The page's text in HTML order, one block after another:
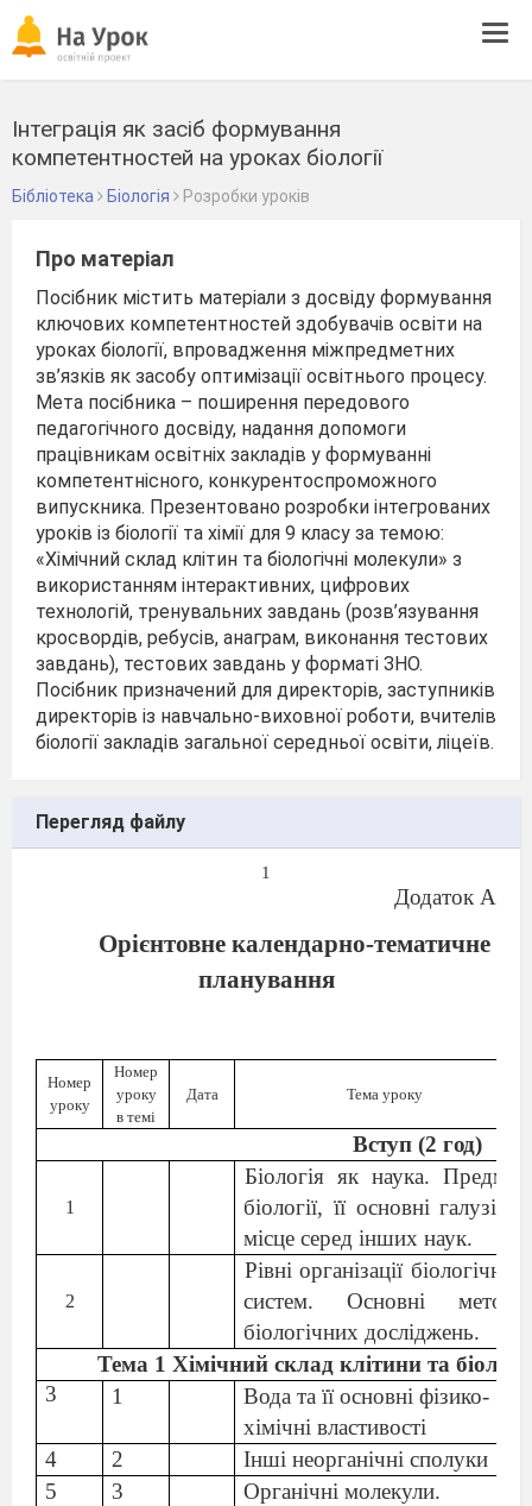
Інтеграція як засіб формування
компетентностей на уроках біології
Бібліотека Біологія Розробки уроків
Про матеріал
Посібник містить матеріали з досвіду формування
ключових компетентностей здобувачів освіти на
уроках біології, впровадження міжпредметних
зв’язків як засобу оптимізації освітнього процесу.
Мета посібника – поширення передового
педагогічного досвіду, надання допомоги
працівникам освітніх закладів у формуванні
компетентнісного, конкурентоспроможного
випускника. Презентовано розробки інтегрованих
уроків із біології та хімії для 9 класу за темою:
«Хімічний склад клітин та біологічні молекули» з
використанням інтерактивних, цифрових
технологій, тренувальних завдань (розв’язування
кросвордів, ребусів, анаграм, виконання тестових
завдань), тестових завдань у форматі ЗНО.
Посібник призначений для директорів, заступників
директорів із навчально-виховної роботи, вчителів
біології закладів загальної середньої освіти, ліцеїв.
Перегляд файлу
1
Додаток А
Орієнтовне календарно-тематичне
планування
Номер
уроку
Номер
уроку
в темі
Дата Тема уроку
Вступ (2 год)
1
Біологія як наука. Предмет
біології, її основні галузі та
місце серед інших наук.
2
Рівні організації біологічних
систем. Основні методи
біологічних досліджень.
Тема 1 Хімічний склад клітини та
3
1
Вода та її основні фізико-
хімічні властивості
4
2
Інші неорганічні сполуки
5
3
Органічні молекули.